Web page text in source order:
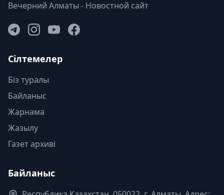
Вечерний Алматы - Новостной сайт
Сілтемелер
Біз туралы
Байланыс
Жарнама
Жазылу
Газет архиві
Байланыс